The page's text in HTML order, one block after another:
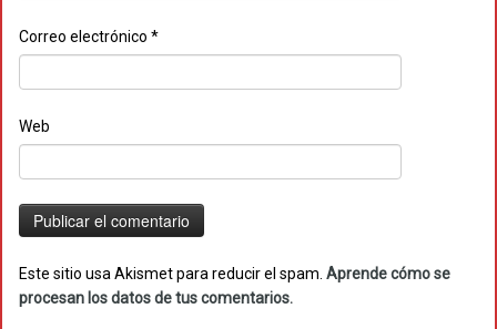
Correo electrónico *
Web
Este sitio usa Akismet para reducir el spam. Aprende cómo se
procesan los datos de tus comentarios.